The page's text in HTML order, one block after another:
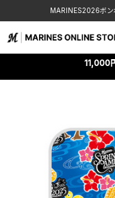
MARINES2026ボン
11,000